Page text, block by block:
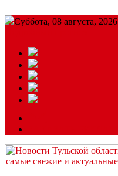
Суббота, 08 августа, 2026